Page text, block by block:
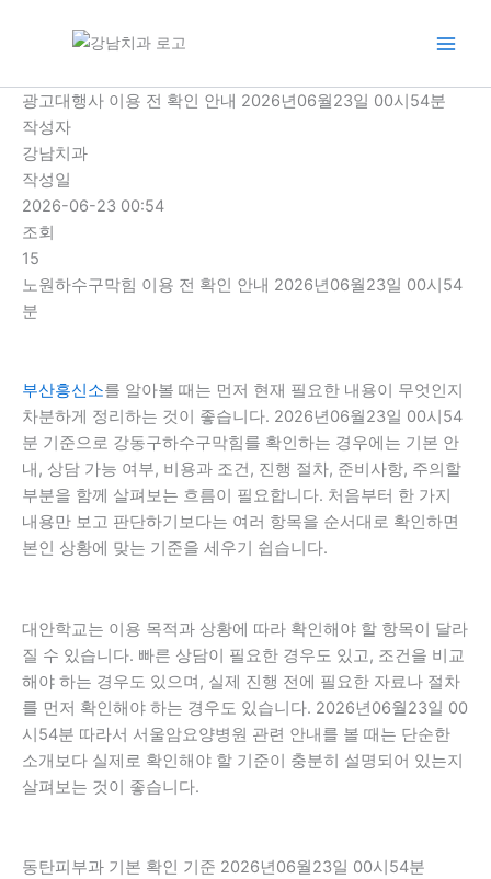
로 광고대행사 이용 전 확인 안내 2026년06월23일 00시54분
작성자
강남치과
작성일
2026-06-23 00:54
조회
15
노원하수구막힘 이용 전 확인 안내 2026년06월23일 00시54
분
부산흥신소를 알아볼 때는 먼저 현재 필요한 내용이 무엇인지
차분하게 정리하는 것이 좋습니다. 2026년06월23일 00시54
분 기준으로 강동구하수구막힘를 확인하는 경우에는 기본 안
내, 상담 가능 여부, 비용과 조건, 진행 절차, 준비사항, 주의할
부분을 함께 살펴보는 흐름이 필요합니다. 처음부터 한 가지
내용만 보고 판단하기보다는 여러 항목을 순서대로 확인하면
본인 상황에 맞는 기준을 세우기 쉽습니다.
대안학교는 이용 목적과 상황에 따라 확인해야 할 항목이 달라
질 수 있습니다. 빠른 상담이 필요한 경우도 있고, 조건을 비교
해야 하는 경우도 있으며, 실제 진행 전에 필요한 자료나 절차
를 먼저 확인해야 하는 경우도 있습니다. 2026년06월23일 00
시54분 따라서 서울암요양병원 관련 안내를 볼 때는 단순한
소개보다 실제로 확인해야 할 기준이 충분히 설명되어 있는지
살펴보는 것이 좋습니다.
동탄피부과 기본 확인 기준 2026년06월23일 00시54분